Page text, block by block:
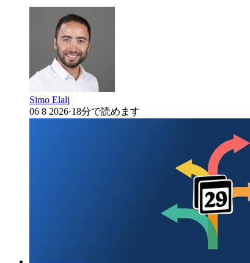
Simo Elalj
06 8 2026·18分で読めます